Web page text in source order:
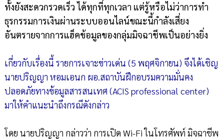
ทั้งยังสะดวกรวดเร็ว ได้ทุกที่ทุกเวลา แต่รู้หรือไม่ว่าการทำ
ธุรกรรมการเงินผ่านระบบออนไลน์ขณะนี้กำลังเสี่ยง
อันตรายจากการแฮ็คข้อมูลของกลุ่มมิจฉาชีพเป็นอย่างยิ่ง
เกี่ยวกับเรื่องนี้ รายการเจาะข่าวเด่น (5 พฤศจิกายน) จึงได้เชิญ
นายปริญญา หอมเอนก ผอ.สถาบันฝึกอบรมความมั่นคง
ปลอดภัยทางข้อมูลสารสนเทศ (ACIS professional center)
มาให้คำแนะนำถึงกรณีดังกล่าว
โดย นายปริญญา กล่าวว่า การเปิด Wi-Fi ในโทรศัพท์ มิจฉาชีพ